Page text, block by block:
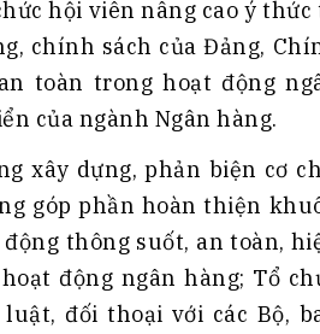
hội viên nâng cao ý thức
chính sách của Đảng,
toàn trong hoạt động
của ngành Ngân hàng.
xây dựng, phản biện cơ
góp phần hoàn thiện
thông suốt, an toàn,
động ngân hàng; Tổ
đối thoại với các Bộ,